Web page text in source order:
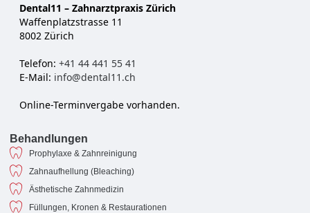
Dental11 – Zahnarztpraxis Zürich
Waffenplatzstrasse 11
8002 Zürich
Telefon: +41 44 441 55 41
E-Mail: info@dental11.ch
Online-Terminvergabe vorhanden.
Behandlungen
Prophylaxe & Zahnreinigung
Zahnaufhellung (Bleaching)
Ästhetische Zahnmedizin
Füllungen, Kronen & Restaurationen